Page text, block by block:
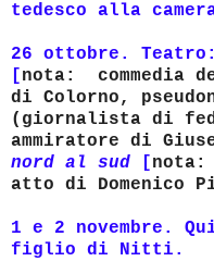
tedesco alla
26 ottobre.
nota: commedia
di Colorno,
(giornalista di
ammiratore di
nord al sud
nota:
atto di Domenico
1 e 2 novembre.
figlio di Nitti.